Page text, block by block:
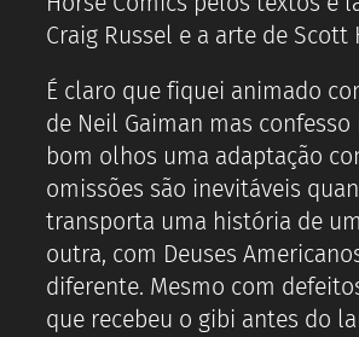
Craig Russel e a arte de Scott
É claro que fiquei animado
de Neil Gaiman mas confesso
bom olhos uma adaptação
omissões são inevitáveis
transporta uma história de
outra, com Deuses
diferente. Mesmo com
que recebeu o gibi antes do